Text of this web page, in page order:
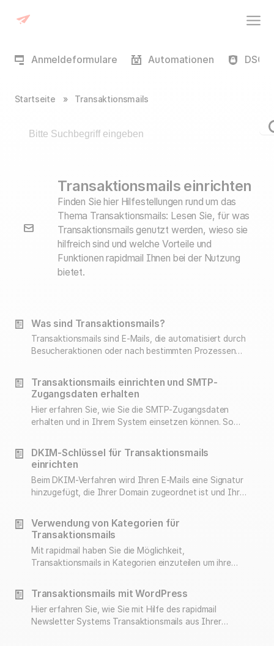
Anmeldeformulare Automationen
Startseite » Transaktionsmails
Transaktionsmails einrichten
Finden Sie hier Hilfestellungen rund um das
Thema Transaktionsmails: Lesen Sie, für was
Transaktionsmails genutzt werden, wieso sie
hilfreich sind und welche Vorteile und
Funktionen rapidmail Ihnen bei der Nutzung
bietet.
Was sind Transaktionsmails?
Transaktionsmails sind E-Mails, die automatisiert durch
Besucheraktionen oder nach bestimmten Prozessen
basieren sie auf konkreten Empfängeraktionen.
Transaktionsmails einrichten und SMTP-
Zugangsdaten erhalten
Hier erfahren Sie, wie Sie die SMTP-Zugangsdaten
erhalten und in Ihrem System einsetzen können. So
DKIM-Schlüssel für Transaktionsmails
einrichten
Beim DKIM-Verfahren wird Ihren E-Mails eine Signatur
hinzugefügt, die Ihrer Domain zugeordnet ist und Ihre
einen DKIM-Key für Transaktionsmails einrichten
können.
Verwendung von Kategorien für
Transaktionsmails
Mit rapidmail haben Sie die Möglichkeit,
Transaktionsmails in Kategorien einzuteilen um ihre
Transaktionsmails-Kategorien können beim Einliefern
der Transaktionsmails auf verschiedene Weise
vergeben werden.
Transaktionsmails mit WordPress
Hier erfahren Sie, wie Sie mit Hilfe des rapidmail
Newsletter Systems Transaktionsmails aus Ihrer